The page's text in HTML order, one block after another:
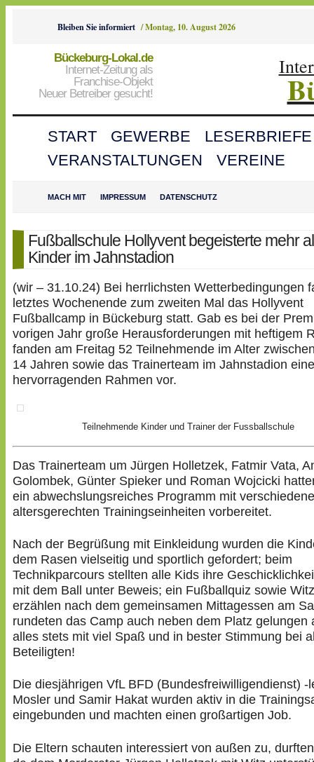
Bleiben Sie informiert /Montag, 10. August 2026
Bückeburg-Lokal.de
Internet-Zeitung als
Franchise-Objekt
Neuer Betreiber gesucht!
START GEWERBE
LESERBRIEFE
VERANSTALTUNGEN
VEREINE
MACH MIT IMPRESSUM DATENSCHUTZ
Fußballschule Hollyvent begeisterte mehr
Kinder im Jahnstadion
(wir – 31.10.24) Bei herrlichsten Wetterbedingungen
letztes Wochenende zum zweiten Mal das Hollyvent
Fußballcamp in Bückeburg statt. Gab es bei der
vorigen Jahr große Herausforderungen mit heftigem
fanden am Freitag 52 Teilnehmende im Alter
14 Jahren sowie das Trainerteam im Jahnstadion
hervorragenden Rahmen vor.
Teilnehmende Kinder und Trainer der Fussballschule
Das Trainerteam um Jürgen Holletzek, Fatmir Vata,
Golombek, Günter Spieker und Roman Wojcicki
ein abwechslungsreiches Programm mit
altersgerechten Trainingseinheiten vorbereitet.
Nach der Begrüßung mit Einkleidung wurden die
dem Rasen vielseitig und sportlich gefordert; beim
Technikparcours stellten alle Kids ihre
mit dem Ball unter Beweis; ein Fußballquiz sowie
erzählen nach dem gemeinsamen Mittagessen am
rundeten das Camp auch neben dem Platz gelungen
alles stets mit viel Spaß und in bester Stimmung bei
Beteiligten!
Die diesjährigen VfL BFD (Bundesfreiwilligendienst) -
Mosler und Samir Hakat wurden aktiv in die
eingebunden und machten einen großartigen Job.
Die Eltern schauten interessiert von außen zu,